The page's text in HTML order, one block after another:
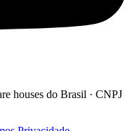
houses do Brasil · CNPJ